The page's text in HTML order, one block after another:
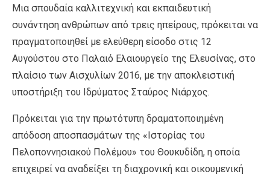
Μια σπουδαία καλλιτεχνική και εκπαιδευτική
συνάντηση ανθρώπων από τρεις ηπείρους, πρόκειται να
πραγματοποιηθεί με ελεύθερη είσοδο στις 12
Αυγούστου στο Παλαιό Ελαιουργείο της Ελευσίνας, στο
πλαίσιο των Αισχυλίων 2016, με την αποκλειστική
υποστήριξη του Ιδρύματος Σταύρος Νιάρχος.
Πρόκειται για την πρωτότυπη δραματοποιημένη
απόδοση αποσπασμάτων της «Ιστορίας του
Πελοποννησιακού Πολέμου» του Θουκυδίδη, η οποία
επιχειρεί να αναδείξει τη διαχρονική και οικουμενική